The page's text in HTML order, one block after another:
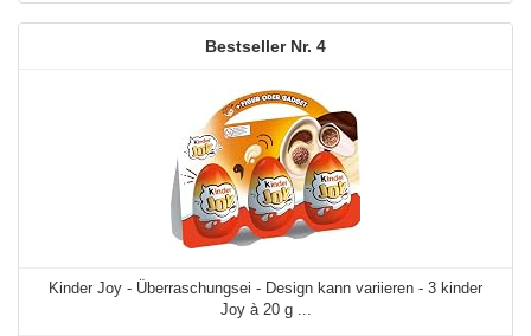
4
Kinder Joy - Überraschungsei - Design kann variieren - 3 kinder
Joy à 20 g ...